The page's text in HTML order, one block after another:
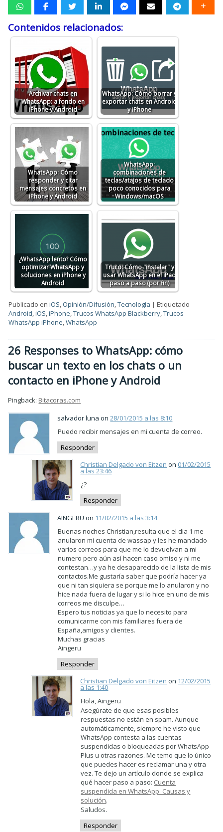
Contenidos relacionados:
Archivar chats en
WhatsApp: a fondo en
iPhone y Android
WhatsApp: Cómo borrar y
exportar chats en Android
y iPhone
WhatsApp: Cómo
responder y citar
mensajes concretos en
iPhone y Android
WhatsApp:
combinaciones de
teclas/atajos de teclado
poco conocidos para
Windows/macOS
¿WhatsApp lento? Cómo
optimizar WhatsApp y
soluciones en iPhone y
Android
Truco: Cómo "instalar" y
usar WhatsApp en el iPad
paso a paso (por fin)
Publicado en iOS, Opinión/Difusión,Tecnología |Etiquetado
Android,iOS,iPhone,Trucos WhatsApp Blackberry,Trucos
WhatsApp iPhone,WhatsApp
26 Responses to WhatsApp: cómo
buscar un texto en los chats o un
contacto en iPhone y Android
Pingback: Bitacoras.com
salvador luna on28/01/2015 a las 8:10
Puedo recibir mensajes en mi cuenta de correo.
Responder
Christian Delgado von Eitzen on 01/02/2015
a las 23:46
¿?
Responder
AINGERU on 11/02/2015 a las 3:14
Buenas noches Christian,resulta que el dia 1 me
anularon mi cuenta de wassap y les he mandado
varios correos para que me lo devuelvan a mi
numero pero aún así hacen caso omiso y ni me
contestan…y ya he desaparecido de la lista de mis
contactos.Me gustaría saber que podría hacer ya
que ni tan siquiera se porque me lo anularon y no
hice nada fuera de lugar y si lo hice en uno de mis
correos me disculpe…
Espero tus noticias ya que lo necesito para
comunicarme con mis familiares fuera de
España,amigos y clientes.
Muchas gracias
Aingeru
Responder
Christian Delgado von Eitzen on 12/02/2015
a las 1:40
Hola, Aingeru
Asegúrate de que esas posibles
respuestas no están en spam. Aunque
automáticamente, siempre he visto que
WhatsApp contesta a las cuentas
suspendidas o bloqueadas por WhatsApp
Plus u otras razones. Me temo que lo único
que puedes hacer es reclamar una y otra
vez. Te dejo un artículo donde se explica
qué hacer paso a paso: Cuenta
suspendida en WhatsApp. Causas y
solución.
Saludos.
Responder